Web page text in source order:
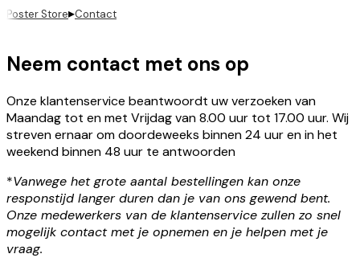
Poster Store▸Contact
Neem contact met ons op
Onze klantenservice beantwoordt uw verzoeken van
Maandag tot en met Vrijdag van 8.00 uur tot 17.00 uur. Wij
streven ernaar om doordeweeks binnen 24 uur en in het
weekend binnen 48 uur te antwoorden
*Vanwege het grote aantal bestellingen kan onze
responstijd langer duren dan je van ons gewend bent.
Onze medewerkers van de klantenservice zullen zo snel
mogelijk contact met je opnemen en je helpen met je
vraag.